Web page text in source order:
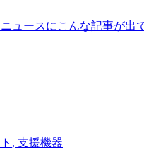
ュースにこんな記事が出
, 支援機器